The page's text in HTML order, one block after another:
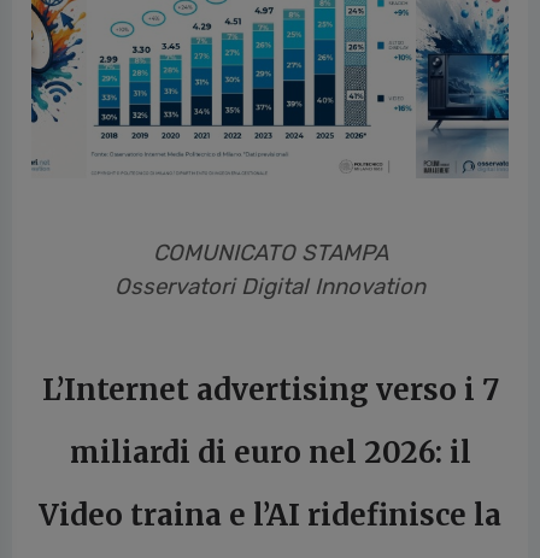
COMUNICATO STAMPA
Osservatori Digital Innovation
L’Internet advertising verso i 7
miliardi di euro nel 2026: il
Video traina e l’AI ridefinisce la